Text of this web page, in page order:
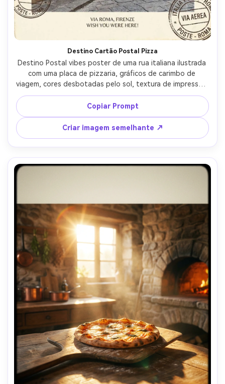
Destino Cartão Postal Pizza
Destino Postal vibes poster de uma rua italiana ilustrada
com uma placa de pizzaria, gráficos de carimbo de
viagem, cores desbotadas pelo sol, textura de impressão
granulada, letras serifas modernas para o título principal,
pequenas linhas de legenda como um cartão postal,
margens equilibradas e layout pronto para impressão,
lente de 85mm, profundidade de campo rasa-AR 4:5
Copiar Prompt
Criar imagem semelhante ↗